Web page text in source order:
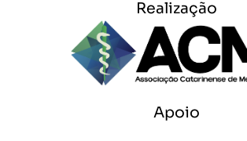
Realização
Apoio